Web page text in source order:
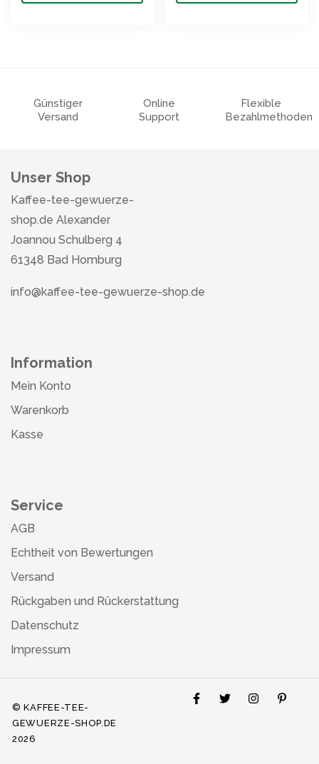
Günstiger
Versand
Online
Support
Flexible
Bezahlmethoden
Unser Shop
Kaffee-tee-gewuerze-
shop.de Alexander
Joannou Schulberg 4
61348 Bad Homburg
info@kaffee-tee-gewuerze-shop.de
Information
Mein Konto
Warenkorb
Kasse
Service
AGB
Echtheit von Bewertungen
Versand
Rückgaben und Rückerstattung
Datenschutz
Impressum
© KAFFEE-TEE-
GEWUERZE-SHOP.DE
2026